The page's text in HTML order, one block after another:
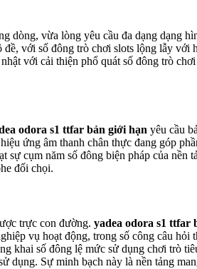
dòng, vừa lòng yêu cầu đa dạng dạng
với số đông trò chơi slots lộng lẫy với
với cải thiện phổ quát số đông trò
odora s1 ttfar bản giới hạn yêu cầu
ứng âm thanh chân thực đang góp
cụm năm số đông biện pháp của nền
đối chọi.
trực con đường. yadea odora s1 ttfar
vụ hoạt động, trong số công câu
khai số đông lệ mức sử dụng chơi trò
Sự minh bạch này là nền tảng